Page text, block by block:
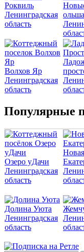
Роквиль
Ленинградская
область
Волхов Яр
Ленинградская
область
Популярные
Озеро уДачи
Ленинградская
область
Новая
Долина Уюта
Ленинградская
область